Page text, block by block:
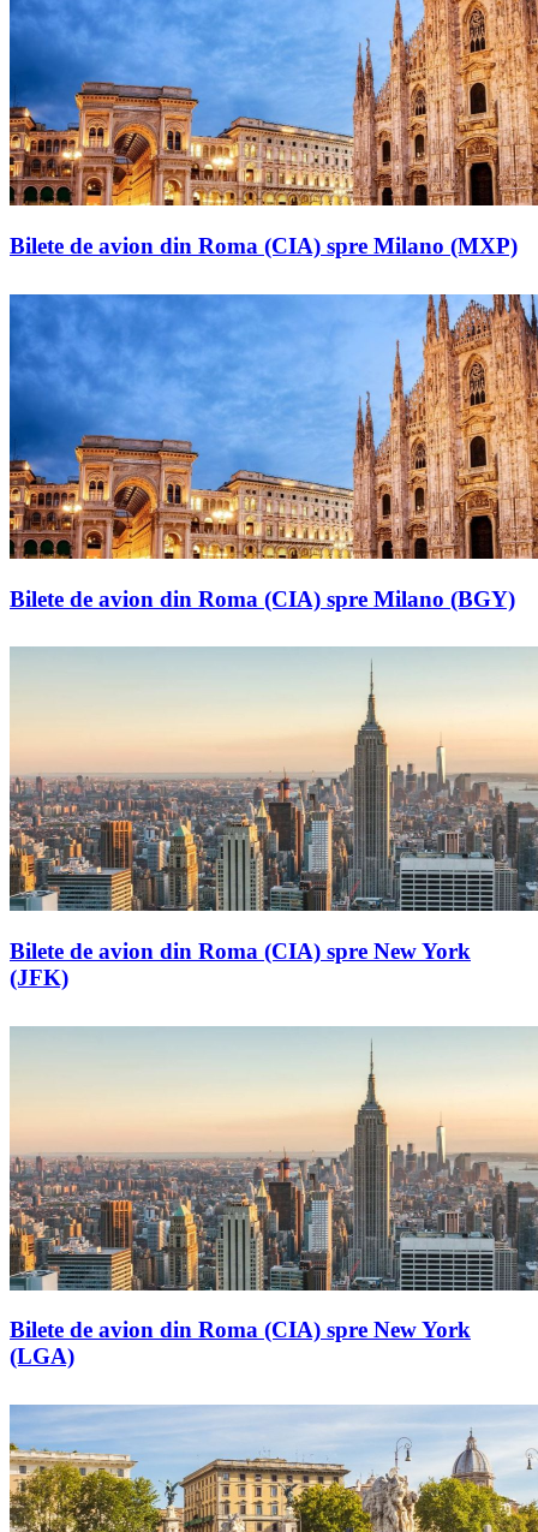
Bilete de avion din Roma (CIA) spre Milano (MXP)
Bilete de avion din Roma (CIA) spre Milano (BGY)
Bilete de avion din Roma (CIA) spre New York
(JFK)
Bilete de avion din Roma (CIA) spre New York
(LGA)